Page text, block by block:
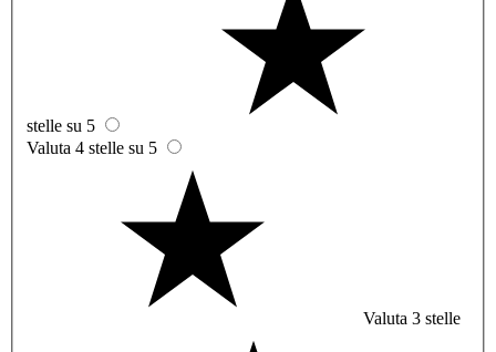
stelle su 5
Valuta 4 stelle su 5
Valuta 3 stelle